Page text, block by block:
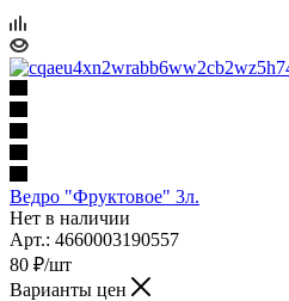
Ведро "Фруктовое" 3л.
Нет в наличии
Арт.: 4660003190557
80 ₽/шт
Варианты цен